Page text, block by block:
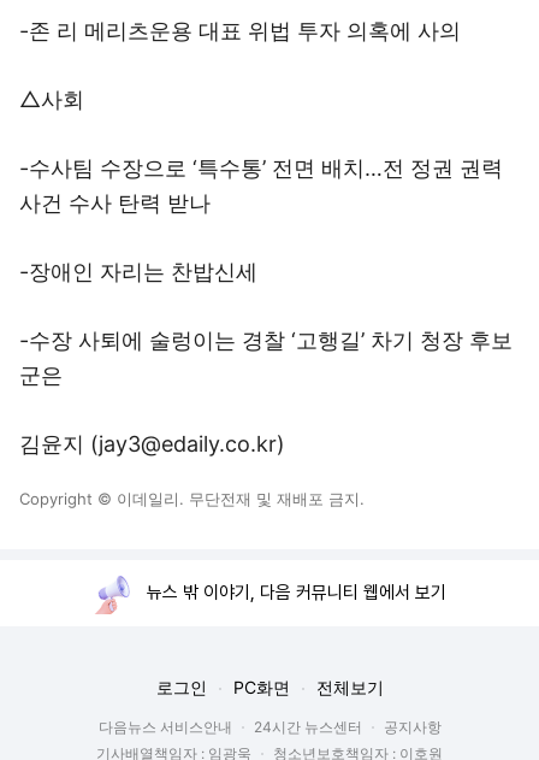
-존 리 메리츠운용 대표 위법 투자 의혹에 사의
△사회
-수사팀 수장으로 ‘특수통’ 전면 배치…전 정권 권력
사건 수사 탄력 받나
-장애인 자리는 찬밥신세
-수장 사퇴에 술렁이는 경찰 ‘고행길’ 차기 청장 후보
군은
김윤지 (jay3@edaily.co.kr)
Copyright © 이데일리. 무단전재 및 재배포 금지.
뉴스 밖 이야기, 다음 커뮤니티 웹에서 보기
로그인 PC화면 전체보기
다음뉴스 서비스안내 24시간 뉴스센터
공지사항
기사배열책임자 : 임광욱
청소년보호책임자 : 이호원